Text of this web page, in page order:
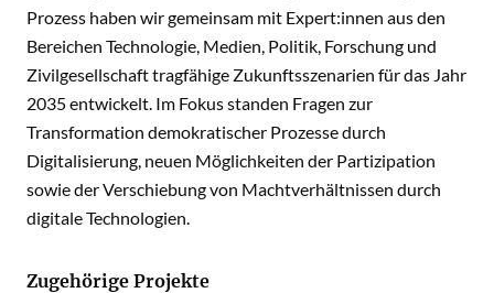
Prozess haben wir gemeinsam mit Expert:innen aus den
Bereichen Technologie, Medien, Politik, Forschung und
Zivilgesellschaft tragfähige Zukunftsszenarien für das Jahr
2035 entwickelt. Im Fokus standen Fragen zur
Transformation demokratischer Prozesse durch
Digitalisierung, neuen Möglichkeiten der Partizipation
sowie der Verschiebung von Machtverhältnissen durch
digitale Technologien.
Zugehörige Projekte